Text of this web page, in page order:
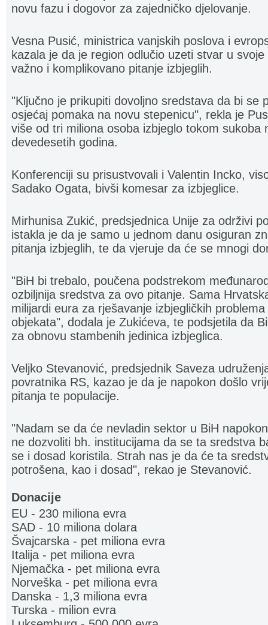
novu fazu i dogovor za zajedničko djelovanje.
Vesna Pusić, ministrica vanjskih poslova i
kazala je da je region odlučio uzeti stvar u
važno i komplikovano pitanje izbjeglih.
"Ključno je prikupiti dovoljno sredstava da bi se
osjećaj pomaka na novu stepenicu", rekla je
više od tri miliona osoba izbjeglo tokom sukoba
devedesetih godina.
Konferenciji su prisustvovali i Valentin Incko,
Sadako Ogata, bivši komesar za izbjeglice.
Mirhunisa Zukić, predsjednica Unije za održivi
istakla je da je samo u jednom danu osiguran
pitanja izbjeglih, te da vjeruje da će se mnogi
"BiH bi trebalo, poučena podstrekom
ozbiljnija sredstva za ovo pitanje. Sama
milijardi eura za rješavanje izbjegličkih
objekata", dodala je Zukićeva, te podsjetila da
za obnovu stambenih jedinica izbjeglica.
Veljko Stevanović, predsjednik Saveza
povratnika RS, kazao je da je napokon došlo
pitanja te populacije.
"Nadam se da će nevladin sektor u BiH
ne dozvoliti bh. institucijama da se ta sredstva
se i dosad koristila. Strah nas je da će ta
potrošena, kao i dosad", rekao je Stevanović.
Donacije
EU - 230 miliona evra
SAD - 10 miliona dolara
Švajcarska - pet miliona evra
Italija - pet miliona evra
Njemačka - pet miliona evra
Norveška - pet miliona evra
Danska - 1,3 miliona evra
Turska - milion evra